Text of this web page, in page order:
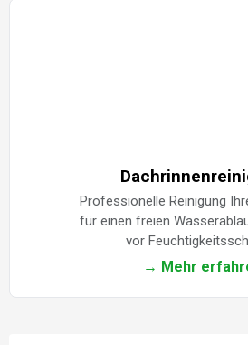
Professionelle Reinigung
für einen freien
vor
→ Mehr